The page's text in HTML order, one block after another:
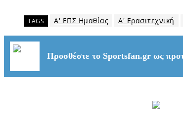
TAGS Α' ΕΠΣ Ημαθίας Α' Ερασιτεχνική
Προσθέστε το Sportsfan.gr ως